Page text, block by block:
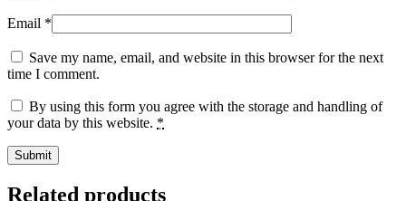
Email *
Save my name, email, and website in this browser for the next
time I comment.
By using this form you agree with the storage and handling of
your data by this website. *
Related products